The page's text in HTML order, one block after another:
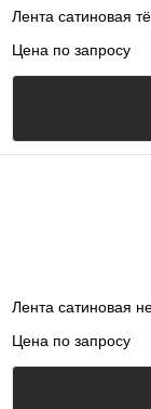
Лента сатиновая
Цена по запросу
Лента сатиновая
Цена по запросу